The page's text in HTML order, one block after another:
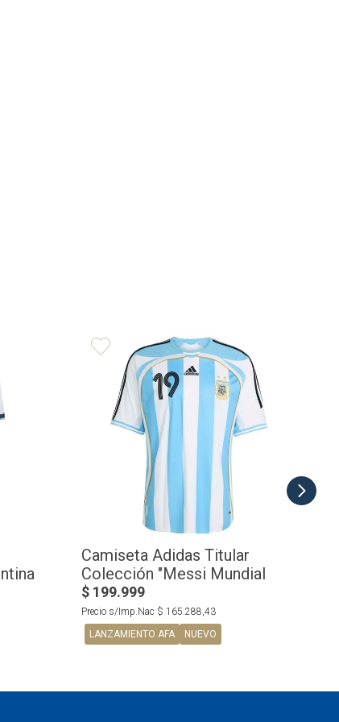
Camiseta Adidas Titular
Colección "Messi Mundial
2006" Selección Argentina
$ 199.999
Precio s/Imp.Nac $ 165 288 43
LANZAMIENTO AFA
NUEVO